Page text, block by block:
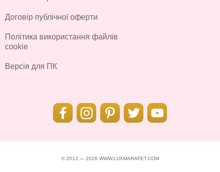
Договір публічної оферти
Політика використання файлів
cookie
Версія для ПК
© 2013 — 2026 WWW.LUXMARAFET.COM